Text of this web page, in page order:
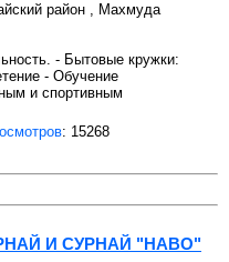
район , Махмуда
- Бытовые кружки:
- Обучение
и спортивным
: 15268
И СУРНАЙ "НАВО"